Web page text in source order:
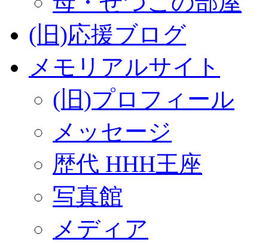
(旧)応援ブログ
メモリアルサイト
(旧)プロフィール
メッセージ
歴代 HHH王座
写真館
メディア